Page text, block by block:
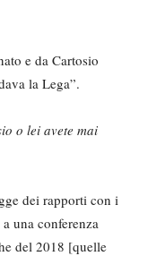
e da Cartosio
la Lega”.
o lei avete mai
dei rapporti con i
una conferenza
del 2018 [quelle